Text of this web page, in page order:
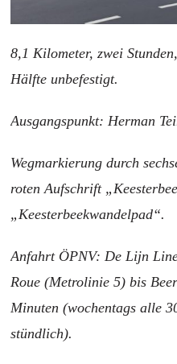
8,1 Kilometer, zwei
Hälfte unbefestigt.
Ausgangspunkt: Herman
Wegmarkierung durch
roten Aufschrift
„Keesterbeekwandelpad“.
Anfahrt ÖPNV: De Lijn
Roue (Metrolinie 5) bis
Minuten (wochentags alle
stündlich).